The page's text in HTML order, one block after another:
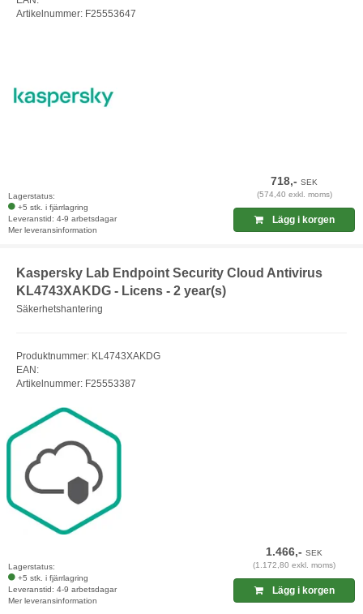
Artikelnummer: F25553647
Lagerstatus:
+5 stk. i fjärrlagring
Leveranstid: 4-9 arbetsdagar
Mer leveransinformation
718,-SEK
(574,40 exkl. moms)
Lägg i korgen
Kaspersky Lab Endpoint Security Cloud Antivirus
KL4743XAKDG - Licens - 2 year(s)
Säkerhetshantering
Produktnummer: KL4743XAKDG
EAN:
Artikelnummer: F25553387
Lagerstatus:
+5 stk. i fjärrlagring
Leveranstid: 4-9 arbetsdagar
Mer leveransinformation
1.466,-SEK
(1.172,80 exkl. moms)
Lägg i korgen